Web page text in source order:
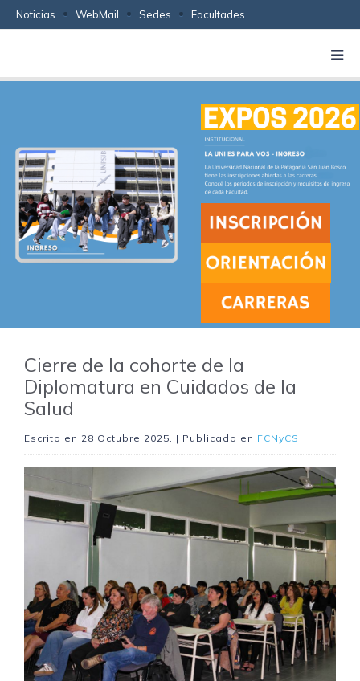
Noticias WebMail Sedes Facultades
Cierre de la cohorte de la
Diplomatura en Cuidados de la
Salud
Escrito en 28 Octubre 2025. | Publicado en FCNyCS